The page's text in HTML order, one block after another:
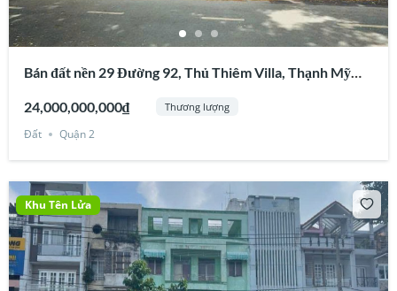
Bán đất nền 29 Đường 92, Thủ Thiêm Villa, Thạnh Mỹ
24,000,000,000₫ Thương lượng
Đất Quận 2
Khu Tên Lửa